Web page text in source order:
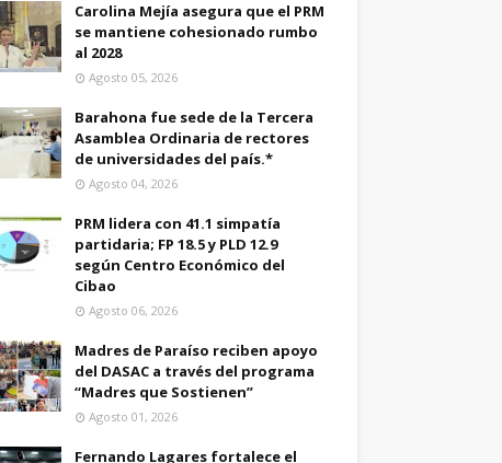
Carolina Mejía asegura que el PRM
se mantiene cohesionado rumbo
al 2028
Agosto 05, 2026
Barahona fue sede de la Tercera
Asamblea Ordinaria de rectores
de universidades del país.*
Agosto 04, 2026
PRM lidera con 41.1 simpatía
partidaria; FP 18.5 y PLD 12.9
según Centro Económico del
Cibao
Agosto 06, 2026
Madres de Paraíso reciben apoyo
del DASAC a través del programa
“Madres que Sostienen”
Agosto 01, 2026
Fernando Lagares fortalece el